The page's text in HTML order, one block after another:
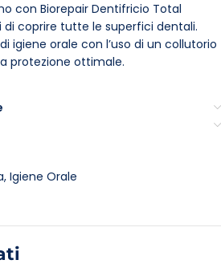
con Biorepair Dentifricio Total
di coprire tutte le superfici dentali.
igiene orale con l’uso di un collutorio
protezione ottimale.
, Igiene Orale